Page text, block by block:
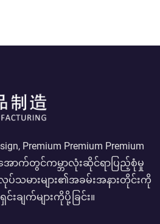
Premium Premium Premium
ောက်တွင်ကမ္ဘာလုံးဆိုင်ရာပြည့်စုံမှု
သမားများ၏အခမ်းအနားတိုင်းကို
င်းချက်များကိုပို့ခြင်း။